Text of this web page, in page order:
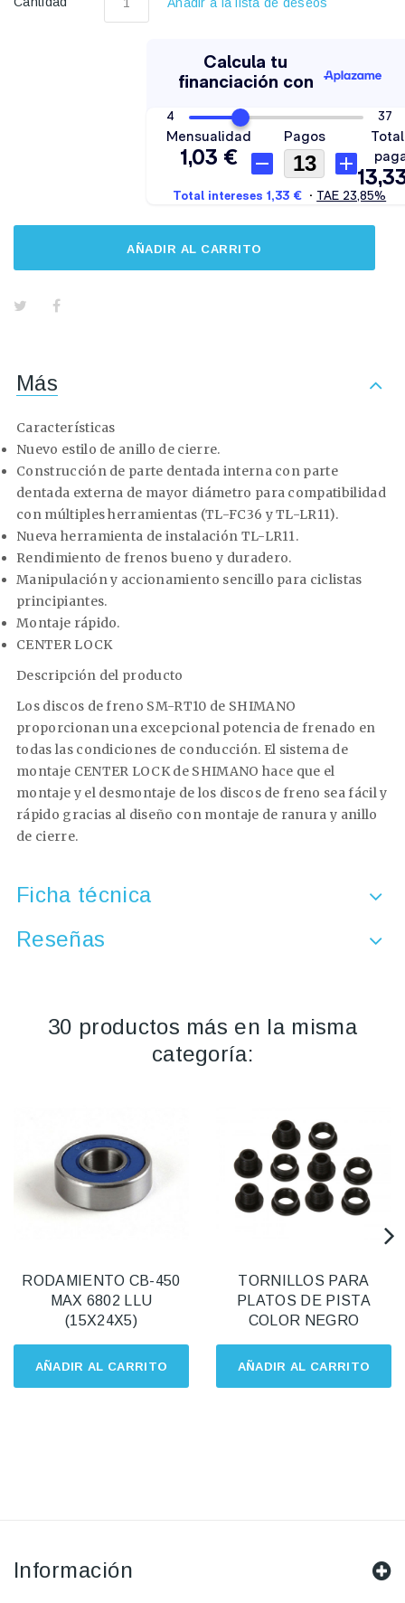
AÑADIR AL CARRITO
Más
Características
Nuevo estilo de anillo de cierre.
Construcción de parte dentada interna con parte
dentada externa de mayor diámetro para compatibilidad
con múltiples herramientas (TL-FC36 y TL-LR11).
Nueva herramienta de instalación TL-LR11.
Rendimiento de frenos bueno y duradero.
Manipulación y accionamiento sencillo para ciclistas
principiantes.
Montaje rápido.
CENTER LOCK
Descripción del producto
Los discos de freno SM-RT10 de SHIMANO
proporcionan una excepcional potencia de frenado en
todas las condiciones de conducción. El sistema de
montaje CENTER LOCK de SHIMANO hace que el
montaje y el desmontaje de los discos de freno sea fácil y
rápido gracias al diseño con montaje de ranura y anillo
de cierre.
Ficha técnica
Reseñas
30 productos más en la misma
categoría:
AÑADIR AL CARRITO
RODAMIENTO CB-450
MAX 6802 LLU
(15X24X5)
AÑADIR AL CARRITO
TORNILLOS PARA
PLATOS DE PISTA
COLOR NEGRO
Información